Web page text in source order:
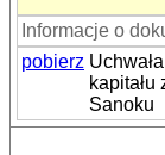
Informacje o
pobierz
Sanoku